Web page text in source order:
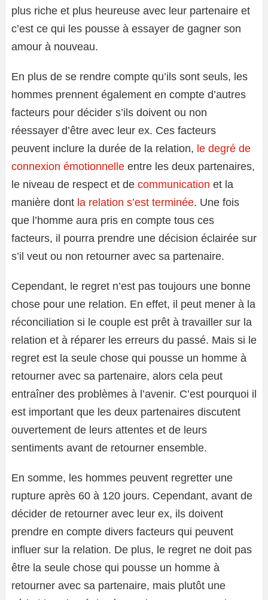
plus riche et plus heureuse avec leur partenaire et
c’est ce qui les pousse à essayer de gagner son
amour à nouveau.
En plus de se rendre compte qu’ils sont seuls, les
hommes prennent également en compte d’autres
facteurs pour décider s’ils doivent ou non
réessayer d’être avec leur ex. Ces facteurs
peuvent inclure la durée de la relation, le degré de
connexion émotionnelle entre les deux partenaires,
le niveau de respect et de communication et la
manière dont la relation s’est terminée. Une fois
que l’homme aura pris en compte tous ces
facteurs, il pourra prendre une décision éclairée sur
s’il veut ou non retourner avec sa partenaire.
Cependant, le regret n’est pas toujours une bonne
chose pour une relation. En effet, il peut mener à la
réconciliation si le couple est prêt à travailler sur la
relation et à réparer les erreurs du passé. Mais si le
regret est la seule chose qui pousse un homme à
retourner avec sa partenaire, alors cela peut
entraîner des problèmes à l’avenir. C’est pourquoi il
est important que les deux partenaires discutent
ouvertement de leurs attentes et de leurs
sentiments avant de retourner ensemble.
En somme, les hommes peuvent regretter une
rupture après 60 à 120 jours. Cependant, avant de
décider de retourner avec leur ex, ils doivent
prendre en compte divers facteurs qui peuvent
influer sur la relation. De plus, le regret ne doit pas
être la seule chose qui pousse un homme à
retourner avec sa partenaire, mais plutôt une